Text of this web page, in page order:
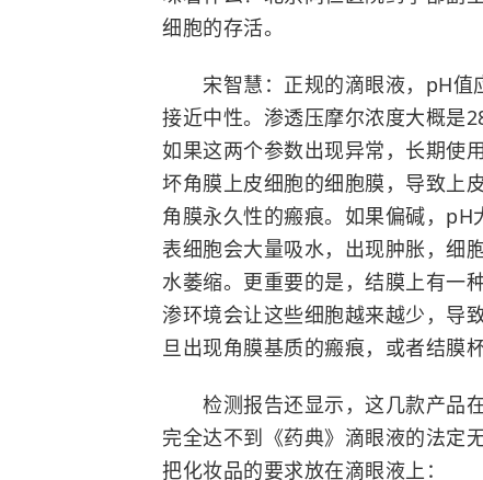
细胞的存活。
宋智慧：正规的滴眼液，pH值
接近中性。渗透压摩尔浓度大概是
如果这两个参数出现异常，长期使
坏角膜上皮细胞的细胞膜，导致上
角膜永久性的瘢痕。如果偏碱，
表细胞会大量吸水，出现肿胀，细
水萎缩。更重要的是，结膜上有一
渗环境会让这些细胞越来越少，导
旦出现角膜基质的瘢痕，或者结膜
检测报告还显示，这几款产品在
完全达不到《药典》滴眼液的法定
把化妆品的要求放在滴眼液上：